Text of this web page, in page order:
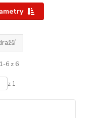
6 z 6
z 1